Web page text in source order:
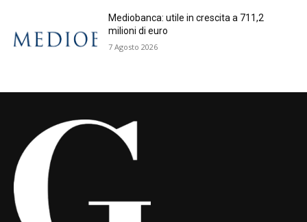
Mediobanca: utile in crescita a 711,2
milioni di euro
7 Agosto 2026